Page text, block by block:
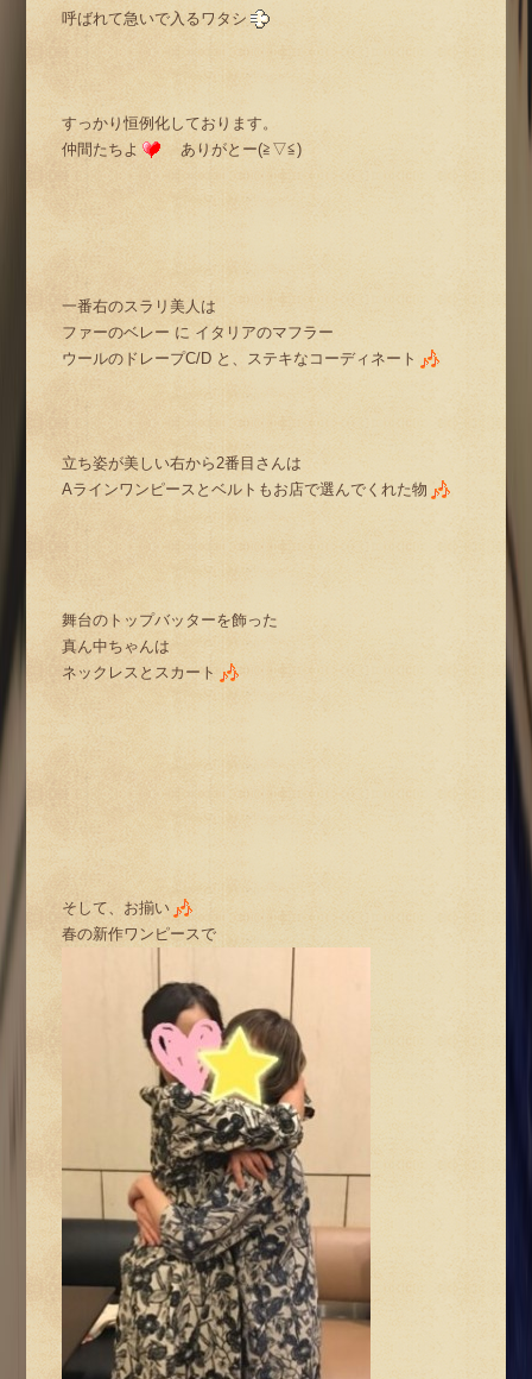
呼ばれて急いで入るワタシ
すっかり恒例化しております。
仲間たちよ
ありがとー(≧▽≦)
一番右のスラリ美人は
ファーのベレー に イタリアのマフラー
ウールのドレープC/D と、ステキなコーディネート
立ち姿が美しい右から2番目さんは
Aラインワンピースとベルトもお店で選んでくれた物
舞台のトップバッターを飾った
真ん中ちゃんは
ネックレスとスカート
そして、お揃い
春の新作ワンピースで